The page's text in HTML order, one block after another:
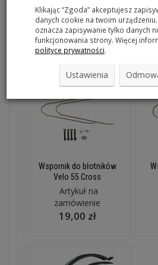
Błotnik SKS X-Tra-Dry.
Mocowanie: zacisk taśmowy, 1
dopasowania. Waga: 140g
Wspornik do błotników
Velo 55 Cross
Artykuł na
zamówienie
19,00 zł
Klikając “Zgoda” akceptujesz
danych cookie na twoim
oznacza zapisywanie tylko danych
funkcjonowania strony. Więcej
polityce prywatności.
Ustawienia